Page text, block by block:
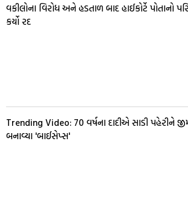
વકીલોના વિરોધ અને હડતાળ બાદ હાઈકોર્ટે પોતાનો
કર્યો રદ
Trending Video: 70 વર્ષના દાદીએ સાડી પહેરીને
બનાવ્યા 'બાઈસેપ્સ'